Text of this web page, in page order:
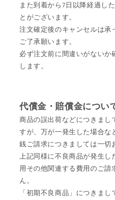
また到着から7日以降経過し
とがございます。
注文確定後のキャンセルは承
ご了承願います。
必ず注文前に間違いがないか
します。
代償金・賠償金につい
商品の誤出荷などにつきまし
すが、万が一発生した場合な
銭ご請求につきましては一切
上記同様に不良商品が発生し
用その他関連する費用のご請
ん。
「初期不良商品」につきま